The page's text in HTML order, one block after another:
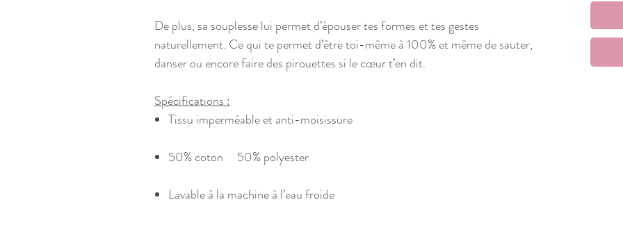
De plus, sa souplesse lui permet d’épouser tes formes et tes gestes
naturellement. Ce qui te permet d’être toi-même à 100% et même de sauter,
danser ou encore faire des pirouettes si le cœur t’en dit.
Spécifications :
Tissu imperméable et anti-moisissure
50% coton 50% polyester
Lavable à la machine à l’eau froide